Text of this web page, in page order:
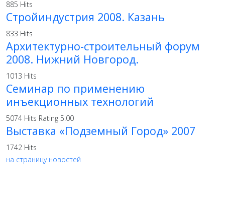
885 Hits
Стройиндустрия 2008. Казань
833 Hits
Архитектурно-строительный форум
2008. Нижний Новгород.
1013 Hits
Семинар по применению
инъекционных технологий
5074 Hits Rating 5.00
Выставка «Подземный Город» 2007
1742 Hits
на страницу новостей